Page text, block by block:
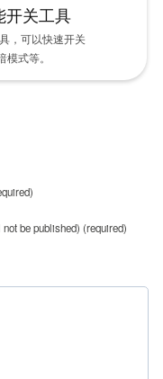
开关工具
，可以快速开关
式等。
be published) (required)